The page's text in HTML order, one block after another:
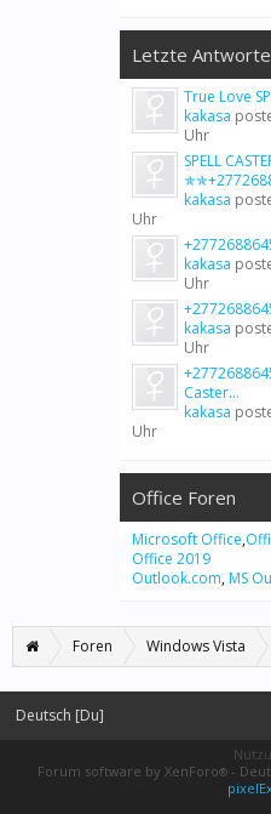
Letzte
True Love
kakasa
Uhr
SPELL
kakasa
Uhr
kakasa
Uhr
kakasa
Uhr
Caster...
kakasa
Uhr
Office Foren
Microsoft Office,
Office 2019
Outlook.com, MS
Foren Windows Vista
Deutsch [Du]
Forum software by XenForo® -